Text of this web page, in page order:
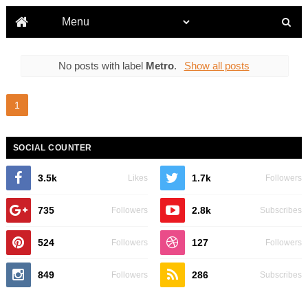
No posts with label Metro. Show all posts
1
SOCIAL COUNTER
3.5k Likes 1.7k Followers
735 Followers 2.8k Subscribes
524 Followers 127 Followers
849 Followers 286 Subscribes